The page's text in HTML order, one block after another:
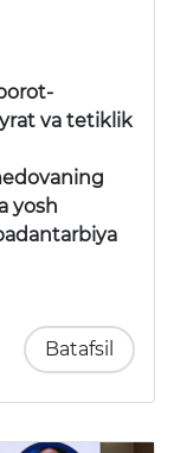
va tetiklik
yosh
Batafsil